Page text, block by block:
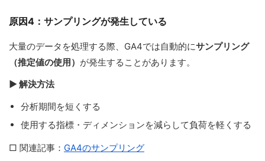
原因4：サンプリングが発生している
大量のデータを処理する際、GA4では自動的にサンプリング
（推定値の使用） が発生することがあります。
▶ 解決方法
分析期間を短くする
使用する指標・ディメンションを減らして負荷を軽くする
□ 関連記事： GA4のサンプリング